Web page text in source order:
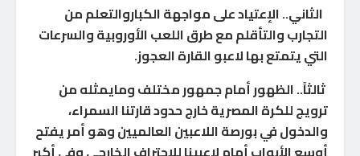
الثاني.. الإعتياد على مواجهة الكباروالتعلم من
التجارب والتأقلم مع طرق اللعب الأوروبية والسرعات
التي يتمتع بها لاعبو القارة العجوز.
ثالثاً.. الظهور أمام جمهور مختلف ومايمثله من
ترويج للكرة المصرية خارج حدود قارتنا السمراء،
والدخول في بورصة اللاعبين العالميين وهو أمر يفتح